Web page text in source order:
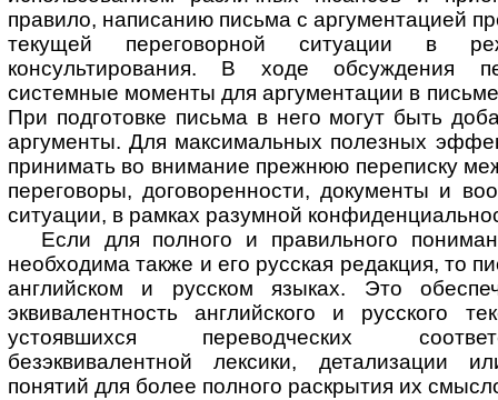
правило, написанию письма с аргументацией
текущей переговорной ситуации в
консультирования. В ходе обсуждения
системные моменты для аргументации в
При подготовке письма в него могут быть
аргументы. Для максимальных полезных
принимать во внимание прежнюю переписку
переговоры, договоренности, документы и
ситуации, в рамках разумной
Если для полного и правильного
необходима также и его русская редакция, то
английском и русском языках. Это
эквивалентность английского и русского
устоявшихся переводческих
безэквивалентной лексики, детализации
понятий для более полного раскрытия их